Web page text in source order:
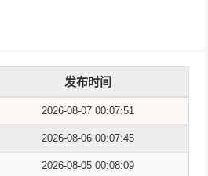
发布时间
2026-08-07 00:07:51
2026-08-06 00:07:45
2026-08-05 00:08:09